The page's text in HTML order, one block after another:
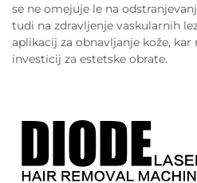
se ne omejuje le na
tudi na zdravljenje vaskularnih
aplikacij za obnavljanje kože,
investicij za estetske obrate.